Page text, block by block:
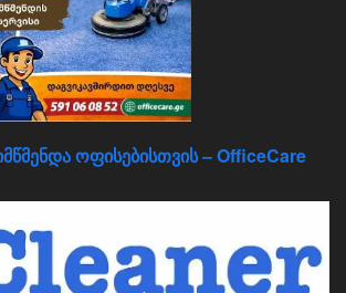
ოფისებისთვის – OfficeCare